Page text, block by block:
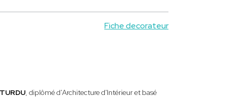
Fiche decorateur
, diplômé d'Architecture d'Intérieur et basé